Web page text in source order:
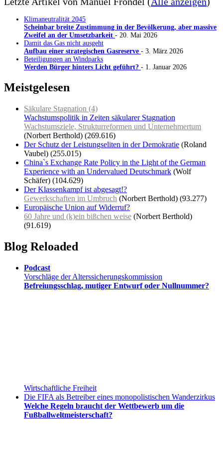
Klimaneutralität 2045
Scheinbar breite Zustimmung in der Bevölkerung, aber massive
Zweifel an der Umsetzbarkeit - 20. Mai 2026
Damit das Gas nicht ausgeht
Aufbau einer strategischen Gasreserve - 3. März 2026
Beteiligungen an Windparks
Werden Bürger hinters Licht geführt? - 1. Januar 2026
Meistgelesen
Säkulare Stagnation (4)
Wachstumspolitik in Zeiten säkularer Stagnation
Wachstumsziele, Strukturreformen und Unternehmertum
(Norbert Berthold) (269.616)
Der Schutz der Leistungseliten in der Demokratie (Roland
Vaubel) (255.015)
China`s Exchange Rate Policy in the Light of the German
Experience with an Undervalued Deutschmark (Wolf
Schäfer) (104.629)
Der Klassenkampf ist abgesagt!?
Gewerkschaften im Umbruch (Norbert Berthold) (93.277)
Europäische Union auf Widerruf?
60 Jahre und (k)ein bißchen weise (Norbert Berthold)
(91.619)
Blog Reloaded
Podcast
Vorschläge der Alterssicherungskommission
Befreiungsschlag, mutiger Entwurf oder Nullnummer?
Wirtschaftliche Freiheit
Die FIFA als Betreiber eines monopolistischen Wanderzirkus
Welche Regeln braucht der Wettbewerb um die
Fußballweltmeisterschaft?